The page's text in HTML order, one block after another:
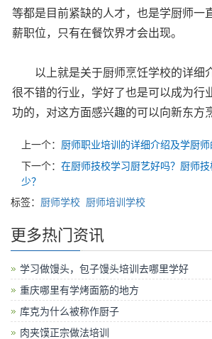
等都是目前紧缺的人才，也是学厨师一
薪职位，只有在餐饮界才会出现。
以上就是关于厨师烹饪学校的详细
很不错的行业，学好了也是可以成为行
功的，对这方面感兴趣的可以向新东方
上一个： 厨师职业培训的详细介绍及学厨
下一个： 在厨师技校学习厨艺好吗？厨师
少？
标签： 厨师学校 厨师培训学校
更多热门资讯
学习做馒头，包子馒头培训去哪里学好
重庆哪里有学烤面筋的地方
库克为什么被称作厨子
肉夹馍正宗做法培训